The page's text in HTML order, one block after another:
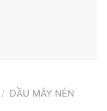
/ DẦU MÁY NÉN